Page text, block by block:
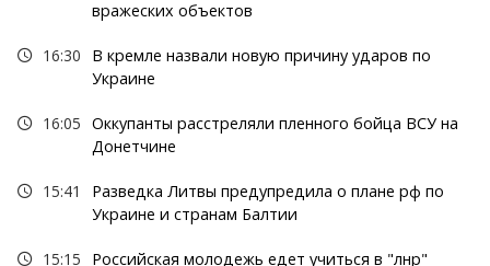
вражеских объектов
16:30
В кремле назвали новую причину ударов по
Украине
16:05 Оккупанты расстреляли пленного бойца ВСУ на
Донетчине
15:41
Разведка Литвы предупредила о плане рф по
Украине и странам Балтии
15:15 Российская молодежь едет учиться в "лнр"